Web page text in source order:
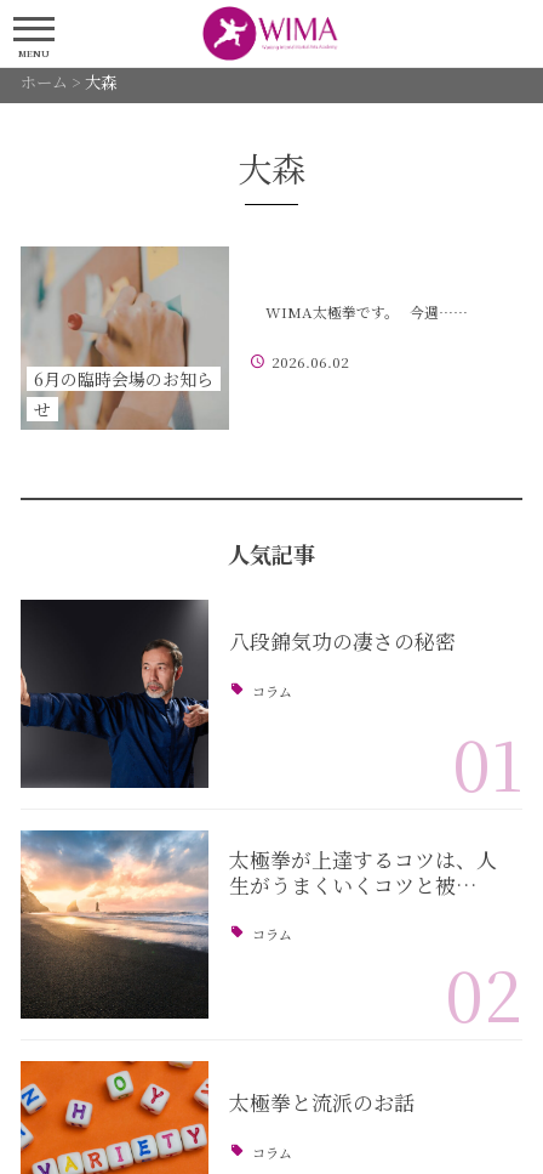
MENU
ホーム > 大森
大森
6月の臨時会場のお知ら
せ
WIMA太極拳です。 今週……
2026.06.02
人気記事
八段錦気功の凄さの秘密
コラム
01
太極拳が上達するコツは、人
生がうまくいくコツと被…
コラム
02
太極拳と流派のお話
コラム